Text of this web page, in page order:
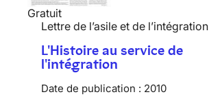
Gratuit
Lettre de l’asile et de l’intégration
L'Histoire au service de
l'intégration
Date de publication : 2010